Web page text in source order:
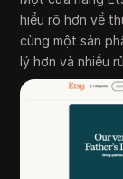
hiểu rõ hơn về
cùng một sản
lý hơn và nhiều